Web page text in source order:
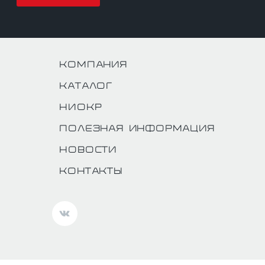
Компания
Каталог
НИОКР
Полезная информация
Новости
Контакты